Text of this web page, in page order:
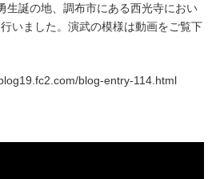
生誕の地、調布市にある西光寺におい
いました。演武の模様は動画をご覧下
blog-entry-114.html